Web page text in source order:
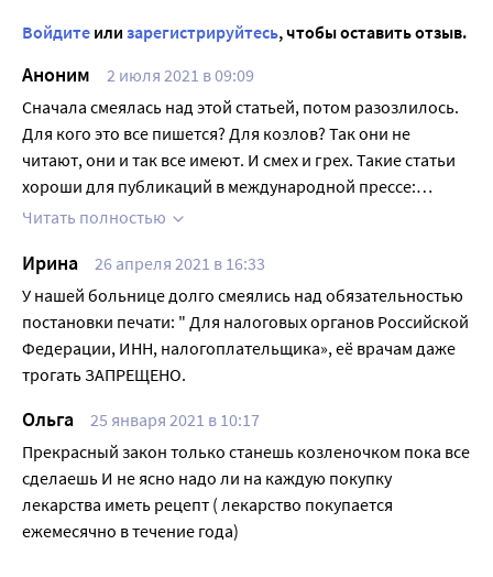
Войдите или зарегистрируйтесь, чтобы оставить отзыв.
Аноним
2 июля 2021 в 09:09
Сначала смеялась над этой статьей, потом разозлилось.
Для кого это все пишется? Для козлов? Так они не
читают, они и так все имеют. И смех и грех. Такие статьи
хороши для публикаций в международной прессе:
продемонстрировать "заботу о людях"и "достойное
то исключительно от своей природной лени. Лень ему,
видишь ли, написать заявление на компенсацию затрат
на жизненно необходимое лекарство. Решил, что лучше
на погост, чем писать. Надо полагать, что это от лени
катастрофически сокращается длительность жизни и
Читать полностью
Ирина
26 апреля 2021 в 16:33
У нашей больнице долго смеялись над обязательностью
постановки печати: " Для налоговых органов Российской
Федерации, ИНН, налогоплательщика», её врачам даже
трогать ЗАПРЕЩЕНО.
Ольга
25 января 2021 в 10:17
Прекрасный закон только станешь козленочком пока все
сделаешь И не ясно надо ли на каждую покупку
лекарства иметь рецепт ( лекарство покупается
ежемесячно в течение года)